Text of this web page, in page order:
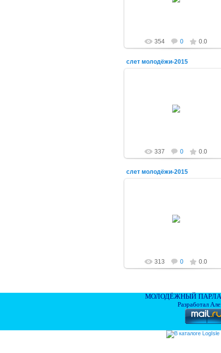
354 0 0.0
слет молодёжи-2015
337 0 0.0
слет молодёжи-2015
313 0 0.0
МОЛОДЁЖНЫЙ
Разработал